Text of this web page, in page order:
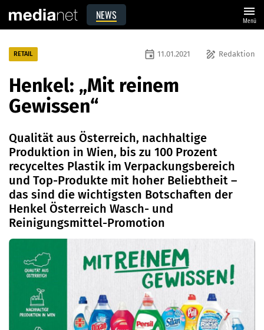
NEWS menu
Menü
RETAIL draw Redaktion
event 11.01.2021
Henkel: „Mit reinem
Gewissen“
Qualität aus Österreich, nachhaltige
Produktion in Wien, bis zu 100 Prozent
recyceltes Plastik im Verpackungsbereich
und Top-Produkte mit hoher Beliebtheit –
das sind die wichtigsten Botschaften der
Henkel Österreich Wasch- und
Reinigungsmittel-Promotion